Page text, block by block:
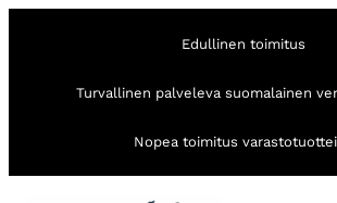
Edullinen toimitus
Turvallinen palveleva suomalainen
Nopea toimitus